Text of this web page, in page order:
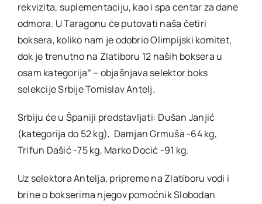
rekvizita, suplementaciju, kao i spa centar za dane
odmora. U Taragonu će putovati naša četiri
boksera, koliko nam je odobrio Olimpijski komitet,
dok je trenutno na Zlatiboru 12 naših boksera u
osam kategorija“ – objašnjava selektor boks
selekcije Srbije Tomislav Antelj.
Srbiju će u Španiji predstavljati: Dušan Janjić
(kategorija do 52 kg), Damjan Grmuša -64 kg,
Trifun Dašić -75 kg, Marko Docić -91 kg.
Uz selektora Antelja, pripreme na Zlatiboru vodi i
brine o bokserima njegov pomoćnik Slobodan